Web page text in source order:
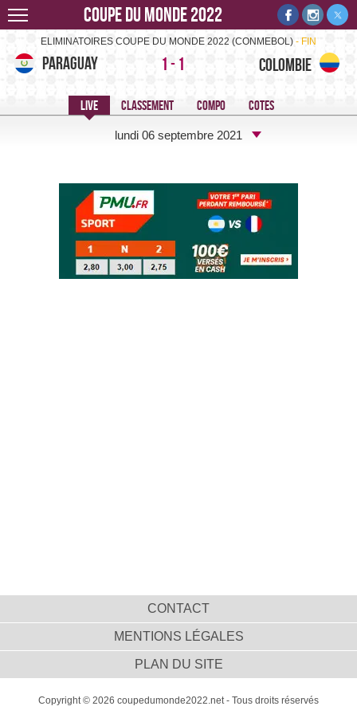
Coupe du monde 2022
Paraguay-Colombie -
ELIMINATOIRES COUPE DU MONDE 2022 (CONMEBOL)
FIN
Paraguay 1 - 1 Colombie
lundi 06 septembre 2021
CONTACT
MENTIONS LÉGALES
PLAN DU SITE
Copyright © 2026 coupedumonde2022.net - Tous droits réservés